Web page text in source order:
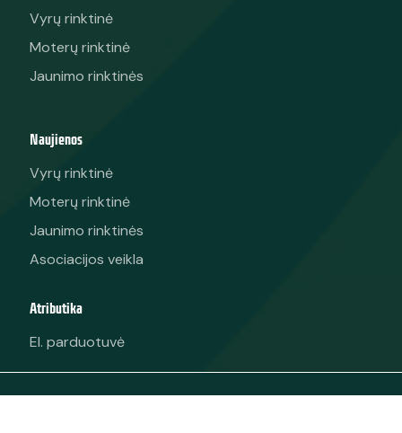
Vyrų rinktinė
Moterų rinktinė
Jaunimo rinktinės
Naujienos
Vyrų rinktinė
Moterų rinktinė
Jaunimo rinktinės
Asociacijos veikla
Atributika
El. parduotuvė